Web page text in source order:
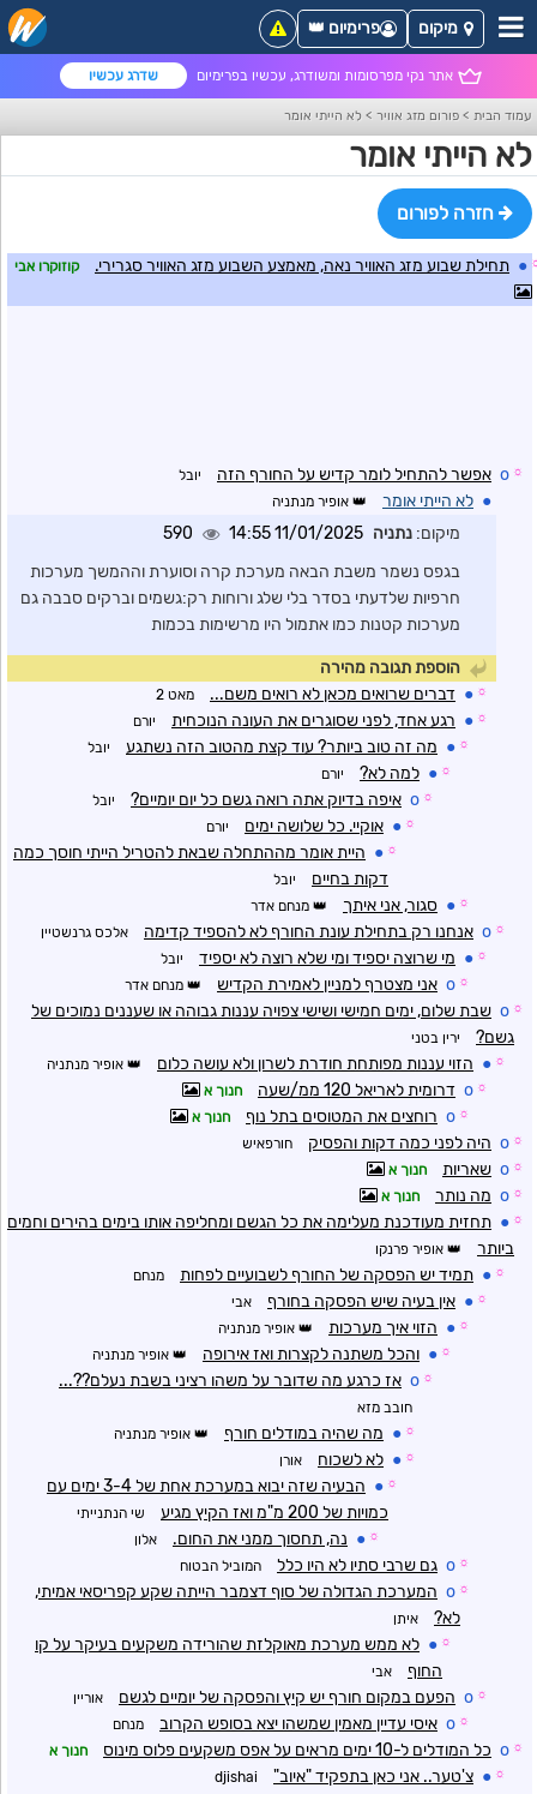
אתר נקי מפרסומות ומשודרג, עכשיו בפרימיום שדרג עכשיו
מיקום פרימיום 👑
עמוד הבית > פורום מזג אוויר > לא הייתי אומר
לא הייתי אומר
חזרה לפורום
● תחילת שבוע מזג האוויר נאה, מאמצע השבוע מזג האוויר סגרירי. קוזוקרו אבי
☼
o אפשר להתחיל לומר קדיש על החורף הזה יובל
● לא הייתי אומר אופיר מנתניה
מיקום: נתניה 11/01/2025 14:55
590
בגפס נשמר משבת הבאה מערכת קרה וסוערת וההמשך מערכות
חרפיות שלדעתי בסדר בלי שלג ורוחות רק:גשמים וברקים סבבה גם
מערכות קטנות כמו אתמול היו מרשימות בכמות
הוספת תגובה מהירה
☼
● דברים שרואים מכאן לא רואים משם... מאט 2
☼
● רגע אחד, לפני שסוגרים את העונה הנוכחית יורם
☼
● מה זה טוב ביותר? עוד קצת מהטוב הזה נשתגע יובל
☼
● למה לא? יורם
☼
o איפה בדיוק אתה רואה גשם כל יום יומיים? יובל
☼
● אוקיי. כל שלושה ימים יורם
☼
● היית אומר מההתחלה שבאת להטריל הייתי חוסך כמה
דקות בחיים
יובל
☼
● סגור, אני איתך מנחם אדר
☼
o אנחנו רק בתחילת עונת החורף לא להספיד קדימה אלכס גרנשטיין
☼
● מי שרוצה יספיד ומי שלא רוצה לא יספיד יובל
☼
o אני מצטרף למניין לאמירת הקדיש מנחם אדר
☼
o שבת שלום, ימים חמישי ושישי צפויה עננות גבוהה או שעננים נמוכים של
גשם?
ירין בטני
☼
● הזוי עננות מפותחת חודרת לשרון ולא עושה כלום אופיר מנתניה
☼
o דרומית לאריאל 120 ממ/שעה חנוך א
☼
o רוחצים את המטוסים בתל נוף חנוך א
☼
o היה לפני כמה דקות והפסיק חורפאיש
☼
o שאריות חנוך א
☼
o מה נותר חנוך א
☼
● תחזית מעודכנת מעלימה את כל הגשם ומחליפה אותו בימים בהירים וחמים
ביותר
אופיר פרנקו
☼
● תמיד יש הפסקה של החורף לשבועיים לפחות מנחם
☼
● אין בעיה שיש הפסקה בחורף אבי
☼
● הזוי איך מערכות אופיר מנתניה
☼
● והכל משתנה לקצרות ואז אירופה אופיר מנתניה
☼
o אז כרגע מה שדובר על משהו רציני בשבת נעלם??...
חובב מזא
☼
● מה שהיה במודלים חורף אופיר מנתניה
☼
● לא לשכוח אורן
☼
●
הבעיה שזה יבוא במערכת אחת של 3-4 ימים עם
כמויות של 200 מ"מ ואז הקיץ מגיע
שי הנתנייתי
☼
● נה, תחסוך ממני את החום. אלון
☼
o גם שרבי סתיו לא היו כלל המוביל הבטוח
☼
o המערכת הגדולה של סוף דצמבר הייתה שקע קפריסאי אמיתי,
לא?
איתן
☼
● לא ממש מערכת מאוקלזת שהורידה משקעים בעיקר על קו
החוף
אבי
☼
o הפעם במקום חורף יש קיץ והפסקה של יומיים לגשם אוריין
☼
o איסי עדיין מאמין שמשהו יצא בסופש הקרוב מנחם
☼
o כל המודלים ל-10 ימים מראים על אפס משקעים פלוס מינוס חנוך א
☼
● צ'טער.. אני כאן בתפקיד "איוב" djishai